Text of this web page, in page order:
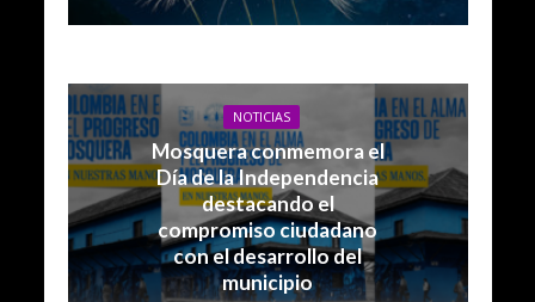
NOTICIAS
Mosquera conmemora el
Día de la Independencia
destacando el
compromiso ciudadano
con el desarrollo del
municipio